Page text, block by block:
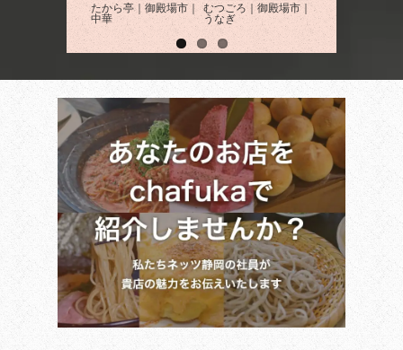
たから亭｜御殿場市｜
中華
むつごろ｜御殿場市｜
うなぎ
ドン・ボーノ｜
｜イタリアン